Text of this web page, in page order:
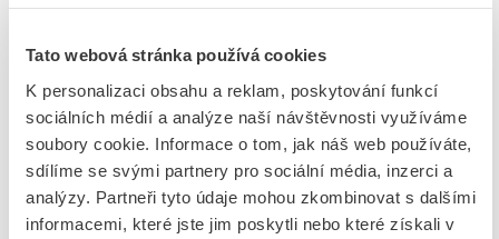
Tato webová stránka používá cookies
K personalizaci obsahu a reklam, poskytování funkcí
sociálních médií a analýze naší návštěvnosti využíváme
soubory cookie. Informace o tom, jak náš web používáte,
sdílíme se svými partnery pro sociální média, inzerci a
analýzy. Partneři tyto údaje mohou zkombinovat s dalšími
informacemi, které jste jim poskytli nebo které získali v
SOLARIX Kabel STP 4x2x0,5 CAT6A LSOH (balení
Kód ELFETEX
10.586.881
Kód výrobce
26000025
Značka
SOLARIX